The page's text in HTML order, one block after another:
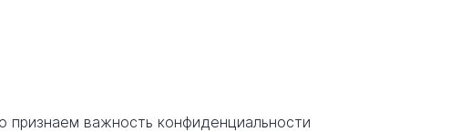
признаем важность конфиденциальности